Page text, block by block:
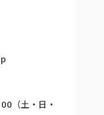
（土・日・